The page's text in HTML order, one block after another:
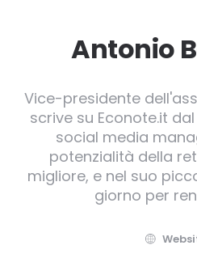
Antonio
Vice-presidente
scrive su Econote.it
social media
potenzialità della
migliore, e nel suo
giorno per